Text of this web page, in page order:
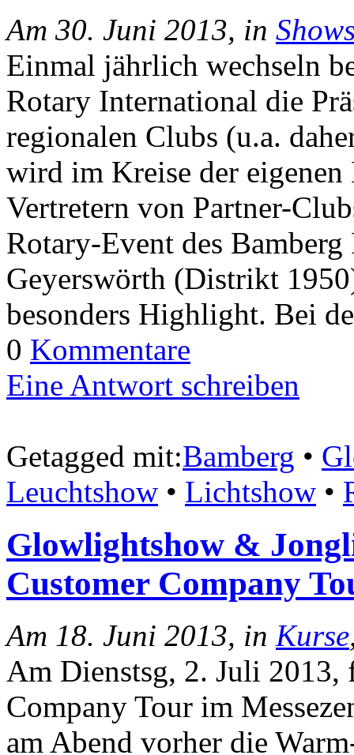
Am 30. Juni 2013, in
Einmal jährlich wechseln
Rotary International die
regionalen Clubs (u.a.
wird im Kreise der
Vertretern von Partner-
Rotary-Event des
Geyerswörth (Distrikt
besonders Highlight. Bei
0 Kommentare
Eine Antwort schreiben
Getagged mit:Bamberg •
Leuchtshow • Lichtshow •
Glowlightshow &
Customer Company
Am 18. Juni 2013, in Kurse
Am Dienstsg, 2. Juli 2013,
Company Tour im
am Abend vorher die